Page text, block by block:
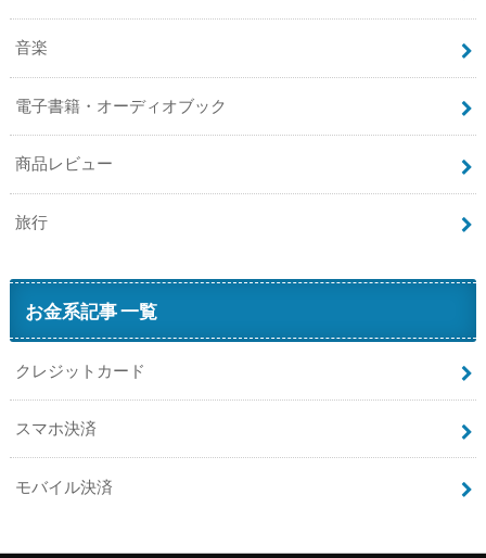
音楽
電子書籍・オーディオブック
商品レビュー
旅行
お金系記事 一覧
クレジットカード
スマホ決済
モバイル決済